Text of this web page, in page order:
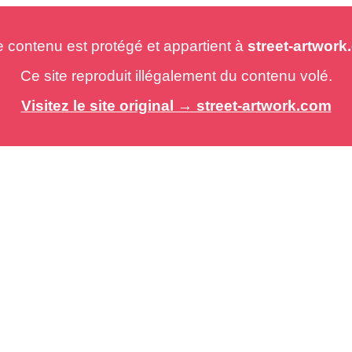
est protégé et appartient à street-
Ce site reproduit illégalement du contenu volé.
Visitez le site original → street-artwork.com